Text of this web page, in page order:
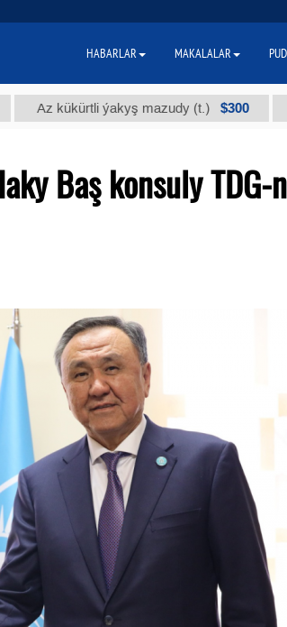
kükürtli ýakyş mazudy (t.) $300 "А"
Baş konsuly TDG-
HABARLAR MAKALALAR